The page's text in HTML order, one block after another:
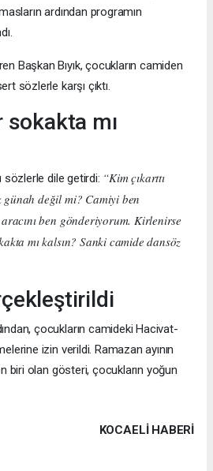
ardından programın
Başkan Bıyık, çocukların camiden
sözlerle karşı çıktı.
sokakta mı
sözlerle dile getirdi: “Kim çıkarttı
günah değil mi? Camiyi ben
aracını ben gönderiyorum. Kirlenirse
mı kalsın? Sanki camide dansöz
çocukların camideki Hacivat-
izin verildi. Ramazan ayının
biri olan gösteri, çocukların yoğun
KOCAELI HABERİ